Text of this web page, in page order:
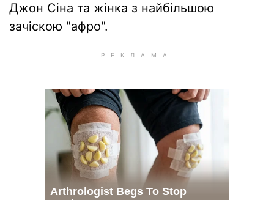
Джон Сіна та жінка з найбільшою
зачіскою "афро".